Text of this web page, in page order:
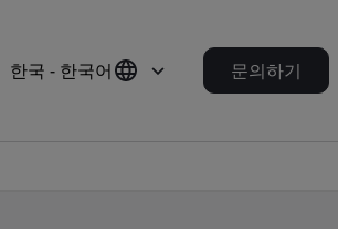
한국 - 한국어 문의하기